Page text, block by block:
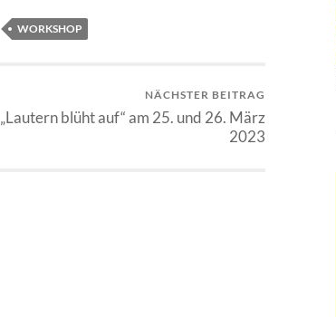
WORKSHOP
NÄCHSTER BEITRAG
„Lautern blüht auf“ am 25. und 26. März
2023